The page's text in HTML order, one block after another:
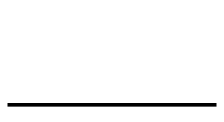
Twitter:twitter.com/standard_wealth